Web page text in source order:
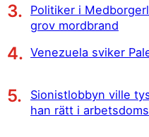
Politiker i
grov mordbrand
Venezuela sviker
Sionistlobbyn ville
han rätt i